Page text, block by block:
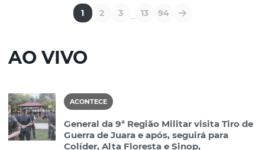
1 2 3 ... 13 94
AO VIVO
ACONTECE
General da 9ª Região Militar visita Tiro de
Guerra de Juara e após, seguirá para
Colíder, Alta Floresta e Sinop,